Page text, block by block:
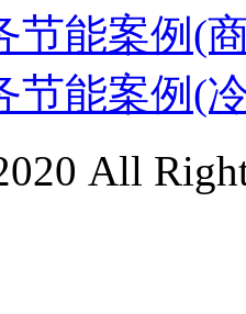
节能案例(
节能案例(
All